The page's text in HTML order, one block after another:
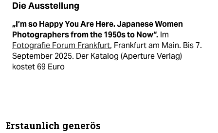
Die Ausstellung
„I’m so Happy You Are Here. Japanese Women
Photographers from the 1950s to Now“. Im
Fotografie Forum Frankfurt, Frankfurt am Main. Bis 7.
September 2025. Der Katalog (Aperture Verlag)
kostet 69 Euro
Erstaunlich generös